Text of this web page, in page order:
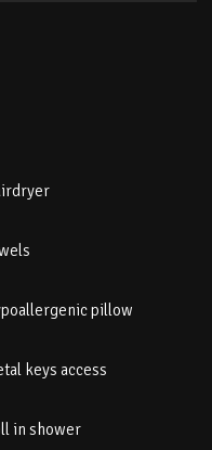
pillow
keys access
in shower